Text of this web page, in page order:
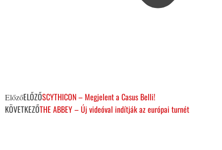
ElőzőELŐZŐSCYTHICON – Megjelent a Casus Belli!
KÖVETKEZŐTHE ABBEY – Új videóval indítják az európai turnét